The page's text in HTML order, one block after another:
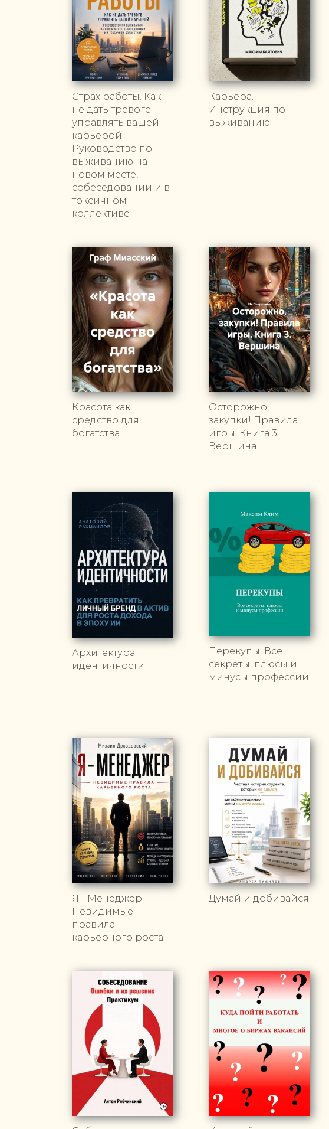
Страх работы. Как
не дать тревоге
управлять вашей
карьерой.
Руководство по
выживанию на
новом месте,
собеседовании и в
токсичном
коллективе
Карьера.
Инструкция по
выживанию
Красота как
средство для
богатства
Осторожно,
закупки! Правила
игры. Книга 3.
Вершина
Архитектура
идентичности
Перекупы. Все
секреты, плюсы и
минусы профессии
Я - Менеджер.
Невидимые
правила
карьерного роста
Думай и добивайся